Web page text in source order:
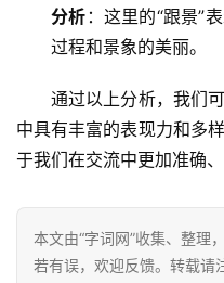
字
分析 ：这里的“跟景”
过程和景象的美丽。
通过以上分析，我们可
中具有丰富的表现力和多
于我们在交流中更加准确
本文由“字词网”收集、整理
若有误，欢迎反馈。转载请